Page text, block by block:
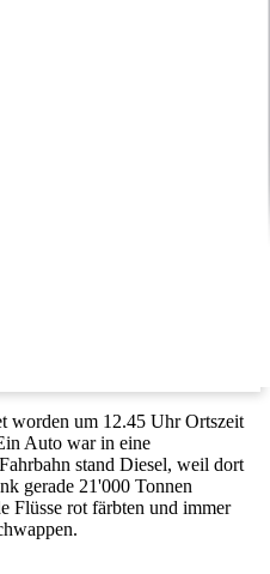
worden um 12.45 Uhr Ortszeit
Auto war in eine
stand Diesel, weil dort
gerade 21'000 Tonnen
Flüsse rot färbten und immer